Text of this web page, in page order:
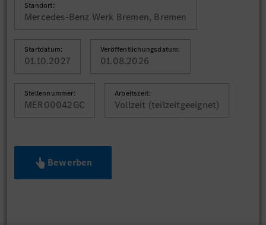
Standort:
Mercedes-Benz Werk Bremen, Bremen
Startdatum:
01.10.2027
Veröffentlichungsdatum:
01.08.2026
Stellennummer:
MER00042GC
Arbeitszeit:
Vollzeit (teilzeitgeeignet)
Bewerben